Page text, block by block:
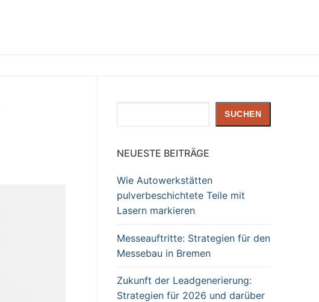
SUCHEN
NEUESTE BEITRÄGE
Wie Autowerkstätten
pulverbeschichtete Teile mit
Lasern markieren
Messeauftritte: Strategien für den
Messebau in Bremen
Zukunft der Leadgenerierung:
Strategien für 2026 und darüber